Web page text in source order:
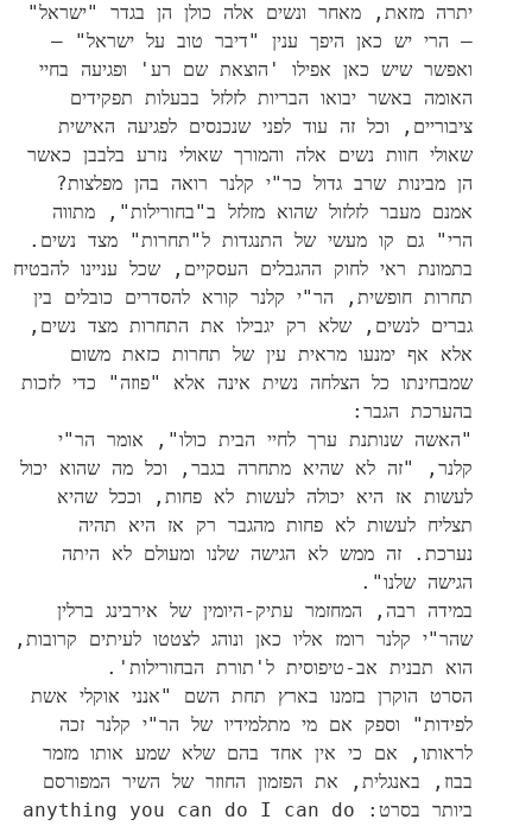
יתרה מזאת, מאחר ונשים אלה כולן הן בגדר "ישראל"
– הרי יש כאן היפך ענין "דיבר טוב על ישראל" –
ואפשר שיש כאן אפילו 'הוצאת שם רע' ופגיעה בחיי
האומה באשר יבואו הבריות לזלזל בבעלות תפקידים
ציבוריים, וכל זה עוד לפני שנכנסים לפגיעה האישית
שאולי חוות נשים אלה והמורך שאולי נזרע בלבבן כאשר
הן מבינות שרב גדול כר"י קלנר רואה בהן מפלצות?
אמנם מעבר לזלזול שהוא מזלזל ב"בחורילות", מתווה
הרי" גם קו מעשי של התנגדות ל"תחרות" מצד נשים.
בתמונת ראי לחוק ההגבלים העסקיים, שכל עניינו להבטיח
תחרות חופשית, הר"י קלנר קורא להסדרים כובלים בין
גברים לנשים, שלא רק יגבילו את התחרות מצד נשים,
אלא אף ימנעו מראית עין של תחרות כזאת משום
שמבחינתו כל הצלחה נשית אינה אלא "פוזה" כדי לזכות
בהערכת הגבר:
"האשה שנותנת ערך לחיי הבית כולו", אומר הר"י
קלנר, "זה לא שהיא מתחרה בגבר, וכל מה שהוא יכול
לעשות אז היא יכולה לעשות לא פחות, וככל שהיא
תצליח לעשות לא פחות מהגבר רק אז היא תהיה
נערכת. זה ממש לא הגישה שלנו ומעולם לא היתה
הגישה שלנו".
במידה רבה, המחזמר עתיק-היומין של אירבינג ברלין
שהר"י קלנר רומז אליו כאן ונוהג לצטטו לעיתים קרובות,
הוא תבנית אב-טיפוסית ל'תורת הבחורילות'.
הסרט הוקרן בזמנו בארץ תחת השם "אנני אוקלי אשת
לפידות" וספק אם מי מתלמידיו של הר"י קלנר זכה
לראותו, אם כי אין אחד בהם שלא שמע אותו מזמר
בבוז, באנגלית, את הפזמון החוזר של השיר המפורסם
ביותר בסרט: anything you can do I can do